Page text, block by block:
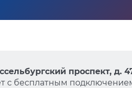
проспект, д.
с бесплатным